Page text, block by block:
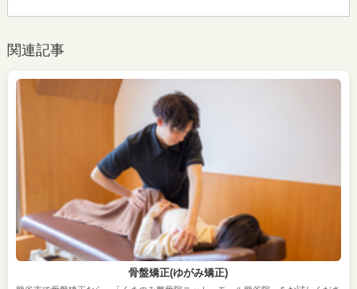
関連記事
骨盤矯正(ゆがみ矯正)